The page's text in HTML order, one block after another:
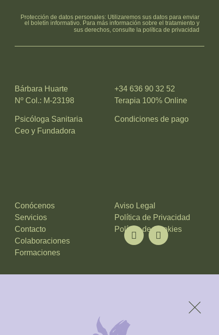
Protección de datos personales: Utilizaremos sus datos para enviar
el boletín informativo. Para más información sobre el tratamiento y
sus derechos, consulte la política de privacidad
Bárbara Huarte
Nº Col.: M-23198
Psicóloga Sanitaria
Ceo y Fundadora
+34 636 90 32 52
Terapia 100% Online
Condiciones de pago
Conócenos
Servicios
Contacto
Colaboraciones
Formaciones
Aviso Legal
Política de Privacidad
Política de Cookies